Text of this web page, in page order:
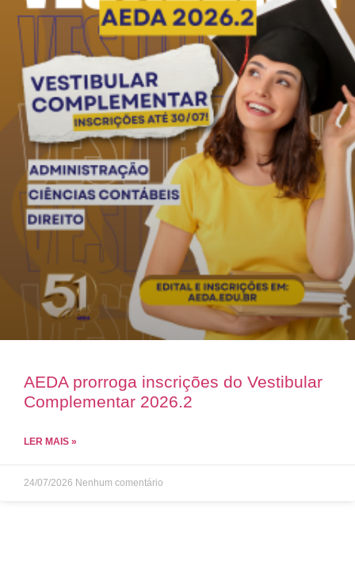
AEDA prorroga inscrições do Vestibular
Complementar 2026.2
LER MAIS »
24/07/2026 Nenhum comentário